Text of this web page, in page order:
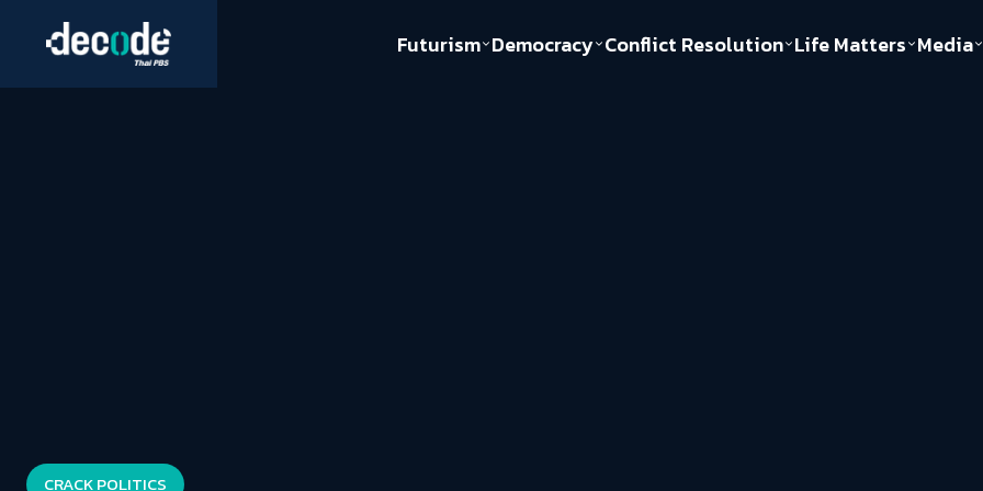
Futurism Democracy Conflict Resolution Life Matters Media
CRACK POLITICS